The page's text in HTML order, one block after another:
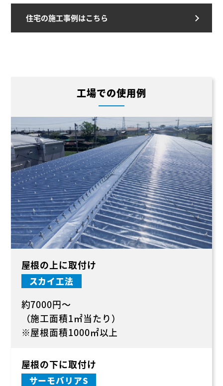
住宅の施工事例はこちら
工場での使用例
屋根の上に取付け
スカイ工法
約7000円～
（施工面積1㎡当たり）
※屋根面積1000㎡以上
屋根の下に取付け
サーモバリアS